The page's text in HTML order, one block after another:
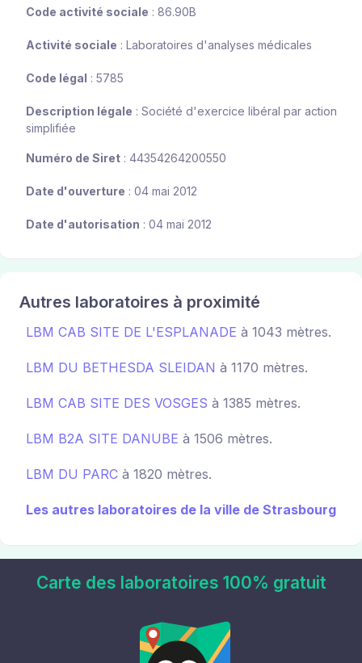
Code activité sociale : 86.90B
Activité sociale : Laboratoires d'analyses médicales
Code légal : 5785
Description légale : Société d'exercice libéral par action
simplifiée
Numéro de Siret : 44354264200550
Date d'ouverture : 04 mai 2012
Date d'autorisation : 04 mai 2012
Autres laboratoires à proximité
LBM CAB SITE DE L'ESPLANADE à 1043 mètres.
LBM DU BETHESDA SLEIDAN à 1170 mètres.
LBM CAB SITE DES VOSGES à 1385 mètres.
LBM B2A SITE DANUBE à 1506 mètres.
LBM DU PARC à 1820 mètres.
Les autres laboratoires de la ville de Strasbourg
Carte des laboratoires 100% gratuit